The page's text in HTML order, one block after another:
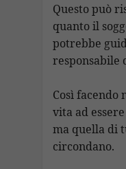
Questo può
quanto il
potrebbe
responsabile
Così facendo
vita ad
ma quella di
circondano.